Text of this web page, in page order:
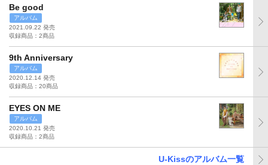
Be good
アルバム
2021.09.22 発売
収録商品：2商品
9th Anniversary
アルバム
2020.12.14 発売
収録商品：20商品
EYES ON ME
アルバム
2020.10.21 発売
収録商品：2商品
U-Kissのアルバム一覧